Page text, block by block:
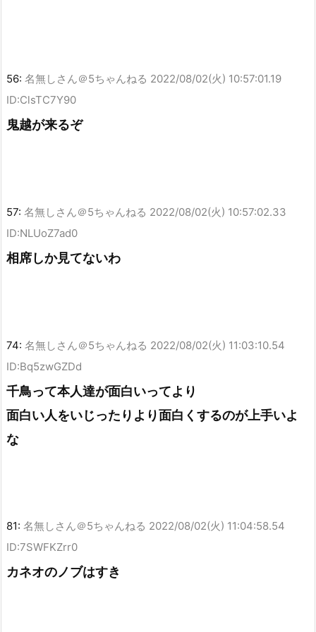
56: 名無しさん＠5ちゃんねる 2022/08/02(火) 10:57:01.19
ID:ClsTC7Y90
鬼越が来るぞ
57: 名無しさん＠5ちゃんねる 2022/08/02(火) 10:57:02.33
ID:NLUoZ7ad0
相席しか見てないわ
74: 名無しさん＠5ちゃんねる 2022/08/02(火) 11:03:10.54
ID:Bq5zwGZDd
千鳥って本人達が面白いってより
面白い人をいじったりより面白くするのが上手いよ
な
81: 名無しさん＠5ちゃんねる 2022/08/02(火) 11:04:58.54
ID:7SWFKZrr0
カネオのノブはすき